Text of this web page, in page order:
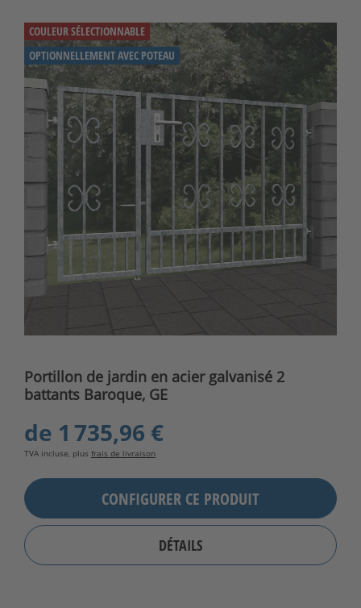
COULEUR SÉLECTIONNABLE
OPTIONNELLEMENT AVEC POTEAU
Portillon de jardin en acier galvanisé 2
battants Baroque, GE
de 1 735,96 €
TVA incluse, plus frais de livraison
CONFIGURER CE PRODUIT
DÉTAILS